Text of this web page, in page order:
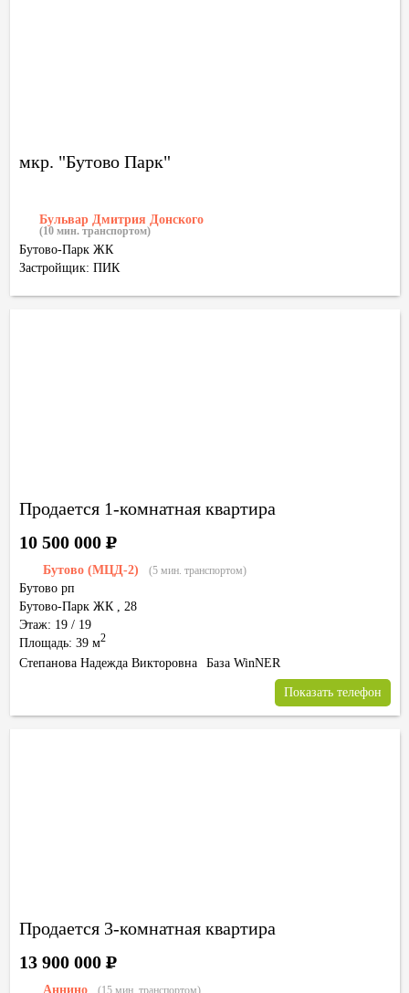
мкр. "Бутово Парк"
Бульвар Дмитрия Донского
(10 мин. транспортом)
Бутово-Парк ЖК
Застройщик: ПИК
Продается 1-комнатная квартира
Бутово (МЦД-2) (5 мин. транспортом)
Бутово рп
Бутово-Парк ЖК, 28
Этаж: 19 / 19
Площадь: 39 м2
10 500 000Р
Степанова Надежда Викторовна База WinNER
Показать телефон
Продается 3-комнатная квартира
Аннино (15 мин. транспортом)
13 900 000Р